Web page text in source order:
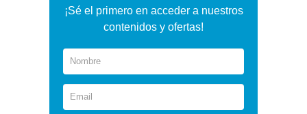
¡Sé el primero en acceder a nuestros
contenidos y ofertas!